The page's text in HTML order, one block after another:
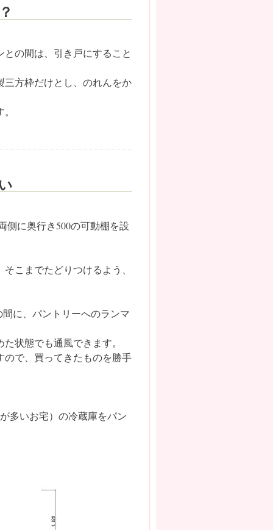
の間は、引き戸にすること
方枠だけとし、のれんをか
側に奥行き500の可動棚を設
こまでたどりつけるよう、
に、パントリーへのランマ
状態でも通風できます。
で、買ってきたものを勝手
多いお宅）の冷蔵庫をパン